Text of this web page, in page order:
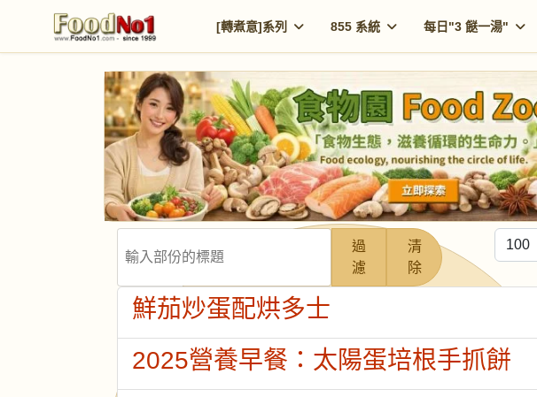
[轉煮意]系列 855 系統 每日"3 餸一湯"
過
濾
清
除
每頁
鮮茄炒蛋配烘多士
2025營養早餐：太陽蛋培根手抓餅